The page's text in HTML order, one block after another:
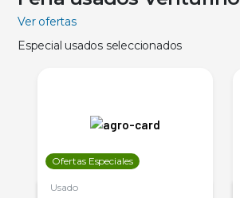
Ver ofertas
Especial usados seleccionados
Ofertas Especiales
Usado